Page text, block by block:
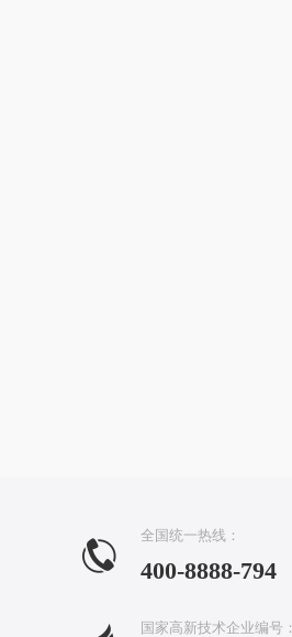
全国统一热线：
400-8888-794
国家高新技术企业编号：